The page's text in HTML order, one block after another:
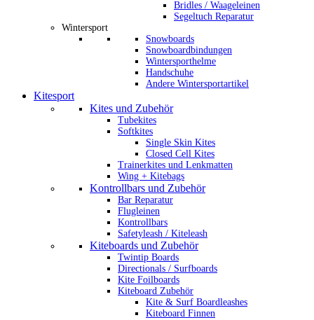
Bridles / Waageleinen
Segeltuch Reparatur
Wintersport
Snowboards
Snowboardbindungen
Wintersporthelme
Handschuhe
Andere Wintersportartikel
Kitesport
Kites und Zubehör
Tubekites
Softkites
Single Skin Kites
Closed Cell Kites
Trainerkites und Lenkmatten
Wing + Kitebags
Kontrollbars und Zubehör
Bar Reparatur
Flugleinen
Kontrollbars
Safetyleash / Kiteleash
Kiteboards und Zubehör
Twintip Boards
Directionals / Surfboards
Kite Foilboards
Kiteboard Zubehör
Kite & Surf Boardleashes
Kiteboard Finnen